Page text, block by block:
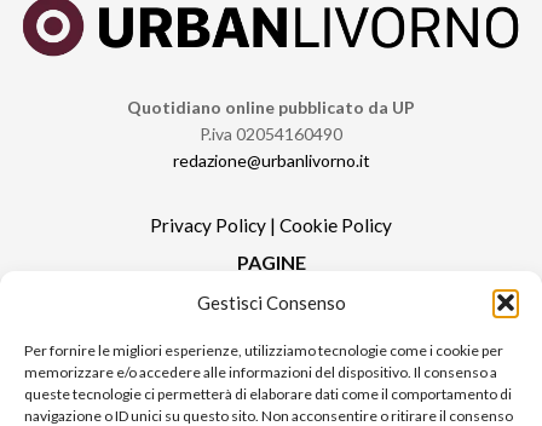
Gestisci Consenso
Per fornire le migliori esperienze, utilizziamo tecnologie come i cookie per
memorizzare e/o accedere alle informazioni del dispositivo. Il consenso a
queste tecnologie ci permetterà di elaborare dati come il comportamento di
navigazione o ID unici su questo sito. Non acconsentire o ritirare il consenso
Quotidiano online pubblicato da UP
P.iva 02054160490
redazione@urbanlivorno.it
Privacy Policy | Cookie Policy
PAGINE
Redazione
Contatti
Pubblicità
Sitemap